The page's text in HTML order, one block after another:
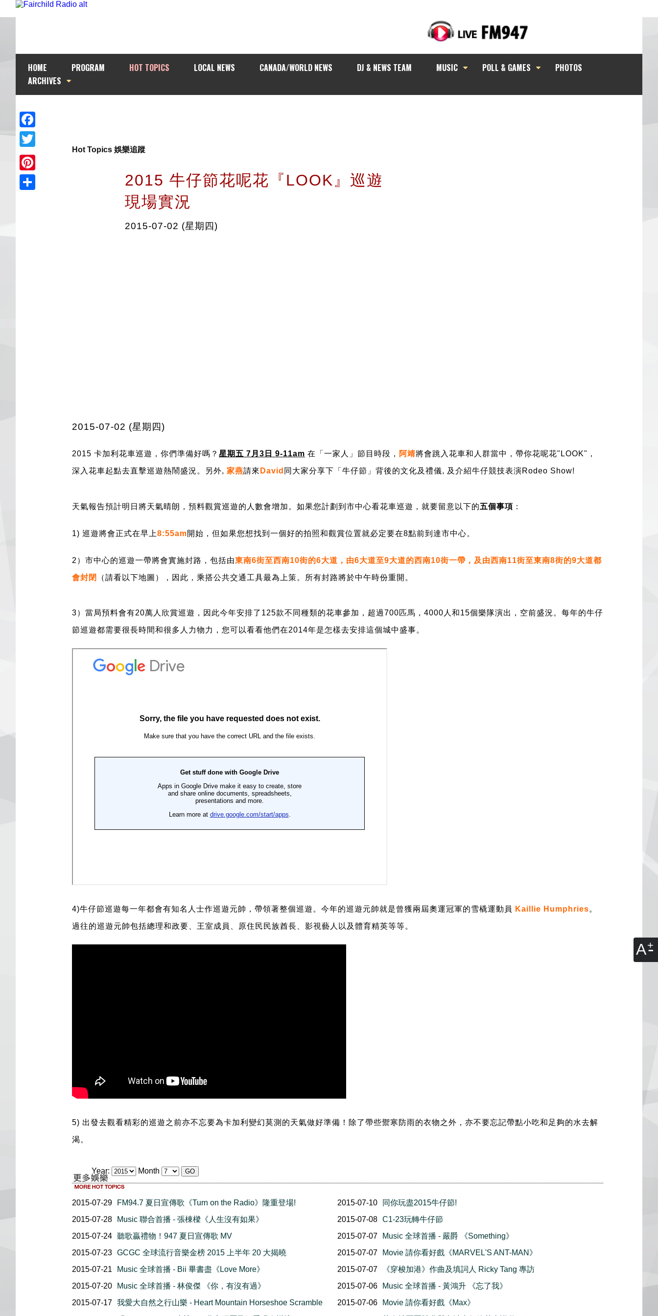
A
HOME PROGRAM HOT TOPICS LOCAL NEWS CANADA/WORLD NEWS DJ & NEWS TEAM MUSIC POLL & GAMES
PHOTOS
ARCHIVES
Facebook
Twitter
Pinterest
Hot Topics 娛樂追蹤
2015 牛仔節花呢花『LOOK』巡遊
現場實況
2015-07-02 (星期四)
2015-07-02 (星期四)
2015 卡加利花車巡遊，你們準備好嗎？ 星期五 7月3日 9-11am 在「一家人」節目時段， 阿靖將會跳入花車和人群當中，帶你花呢花"LOOK"，
深入花車起點去直擊巡遊熱鬧盛況。另外, 家燕請來 David 同大家分享下「牛仔節」背後的文化及禮儀, 及介紹牛仔競技表演Rodeo Show!
天氣報告預計明日將天氣晴朗，預料觀賞巡遊的人數會增加。如果您計劃到市中心看花車巡遊，就要留意以下的五個事項 ：
1) 巡遊將會正式在早上8:55am開始，但如果您想找到一個好的拍照和觀賞位置就必定要在8點前到達市中心。
2）市中心的巡遊一帶將會實施封路，包括由東南6街至西南10街的6大道，由6大道至9大道的西南10街一帶，及由西南11街至東南8街的9大道都
會封閉 （請看以下地圖），因此，乘搭公共交通工具最為上策。所有封路將於中午時份重開。
3）當局預料會有20萬人欣賞巡遊，因此今年安排了 125款不同種類的花車參加，超過700匹馬， 4000 人和15個樂隊演出，空前盛況。每年的牛仔
節巡遊都需要很長時間和很多人力物力，您可以看看他們在2014年是怎樣去安排這個城中盛事。
4)牛仔節巡遊每一年都會有知名人士作巡遊元帥，帶領著整個巡遊。今年的巡遊元帥就是曾獲兩屆奧運冠軍的雪橇運動員 Kaillie Humphries。
過往的巡遊元帥包括總理和政要、王室成員、原住民民族酋長、影視藝人以及體育精英等等。
5) 出發去觀看精彩的巡遊之前亦不忘要為卡加利變幻莫測的天氣做好準備！除了帶些禦寒防雨的衣物之外，亦不要忘記帶點小吃和足夠的水去解
渴 。
Year: Month
2015-07-29
FM94.7 夏日宣傳歌《Turn on the Radio》隆重登場!
2015-07-28
Music 聯合首播 - 張棟樑《人生沒有如果》
2015-07-24 聽歌贏禮物！947 夏日宣傳歌 MV
2015-07-23 GCGC 全球流行音樂金榜 2015 上半年 20 大揭曉
2015-07-21
Music 全球首播 - Bii 畢書盡《Love More》
2015-07-20
Music 全球首播 - 林俊傑 《你，有沒有過》
2015-07-17 我愛大自然之行山樂 - Heart Mountain Horseshoe Scramble
2015-07-10
同你玩盡2015牛仔節!
2015-07-08
C1-23玩轉牛仔節
2015-07-07
Music 全球首播 - 嚴爵 《Something》
2015-07-07
Movie 請你看好戲《MARVEL'S ANT-MAN》
2015-07-07
《穿梭加港》作曲及填詞人 Ricky Tang 專訪
2015-07-06
Music 全球首播 - 黃鴻升 《忘了我》
2015-07-06
Movie 請你看好戲《Max》